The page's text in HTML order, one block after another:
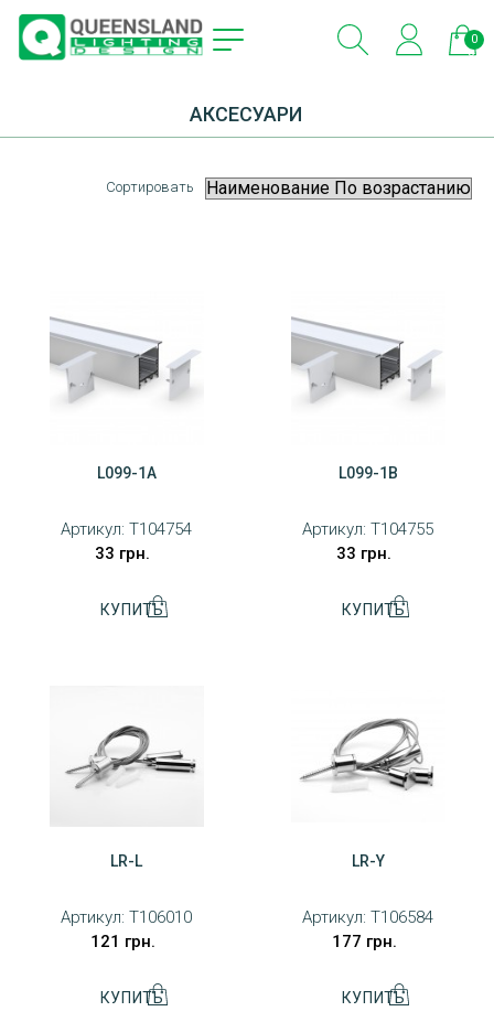
0
АКСЕСУАРИ
Сортировать
L099-1A
Артикул: T104754
33 грн.
L099-1B
Артикул: T104755
33 грн.
LR-L
Артикул: T106010
121 грн.
LR-Y
Артикул: T106584
177 грн.